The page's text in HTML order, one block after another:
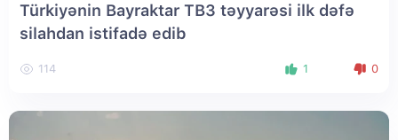
Türkiyənin Bayraktar TB3 təyyarəsi ilk dəfə
silahdan istifadə edib
114 1 0